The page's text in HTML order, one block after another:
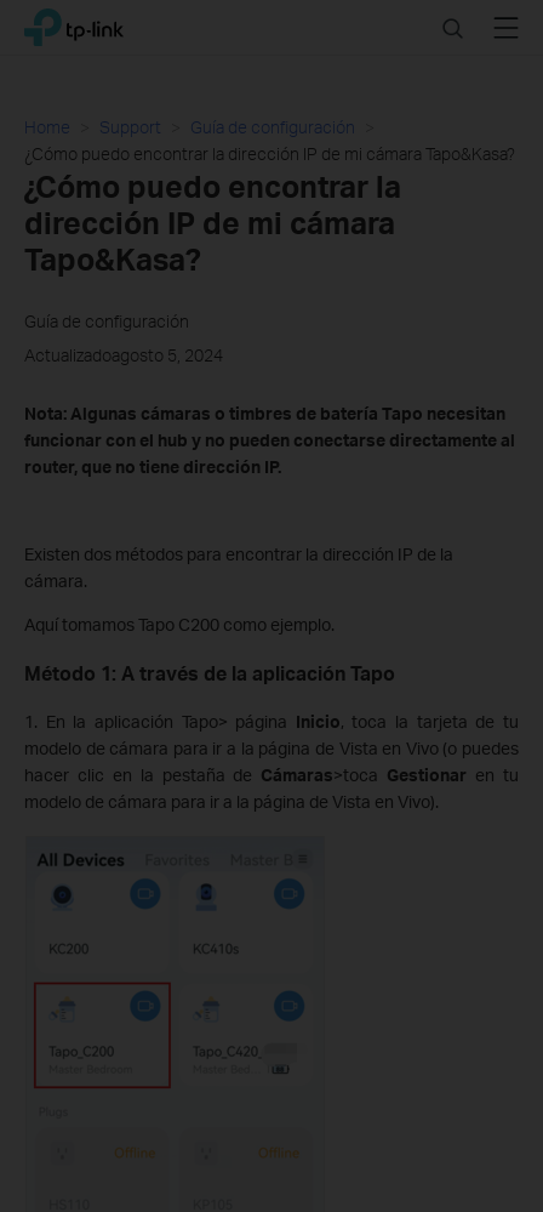
Click
navigation
TP-Link, Reliably Smart SearchMenu
Home Support
Guía de configuración
¿Cómo puedo encontrar la dirección IP de mi cámara Tapo&Kasa?
¿Cómo puedo encontrar la
dirección IP de mi cámara
Tapo&Kasa?
Guía de configuración
Actualizadoagosto 5, 2024
Nota: Algunas cámaras o timbres de batería Tapo necesitan
funcionar con el hub y no pueden conectarse directamente al
router, que no tiene dirección IP.
Existen dos métodos para encontrar la dirección IP de la
cámara.
Aquí tomamos Tapo C200 como ejemplo.
Método 1: A través de la aplicación Tapo
1. En la aplicación Tapo> página Inicio, toca la tarjeta de tu
modelo de cámara para ir a la página de Vista en Vivo (o puedes
hacer clic en la pestaña de Cámaras>toca Gestionar en tu
modelo de cámara para ir a la página de Vista en Vivo).